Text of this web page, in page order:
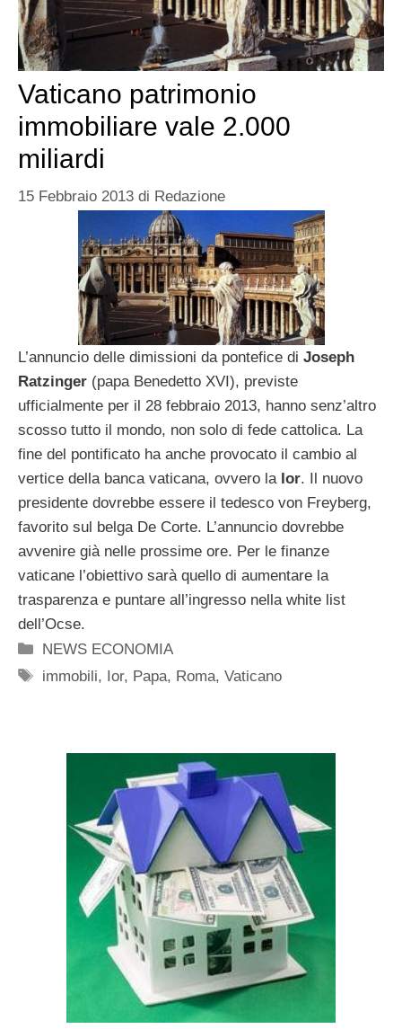
Vaticano patrimonio
immobiliare vale 2.000
miliardi
15 Febbraio 2013 di Redazione
L’annuncio delle dimissioni da pontefice di Joseph
Ratzinger (papa Benedetto XVI), previste
ufficialmente per il 28 febbraio 2013, hanno senz’altro
scosso tutto il mondo, non solo di fede cattolica. La
fine del pontificato ha anche provocato il cambio al
vertice della banca vaticana, ovvero la Ior. Il nuovo
presidente dovrebbe essere il tedesco von Freyberg,
favorito sul belga De Corte. L’annuncio dovrebbe
avvenire già nelle prossime ore. Per le finanze
vaticane l’obiettivo sarà quello di aumentare la
trasparenza e puntare all’ingresso nella white list
dell’Ocse.
Categorie
NEWS ECONOMIA
Tag
immobili, Ior, Papa, Roma,Vaticano